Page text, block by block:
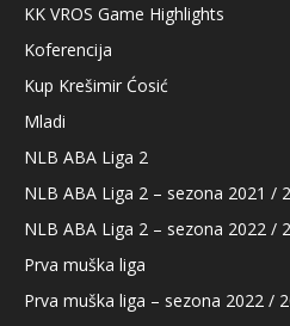
KK VROS Game Highlights
Koferencija
Kup Krešimir Ćosić
Mladi
NLB ABA Liga 2
NLB ABA Liga 2 – sezona 2021 /
NLB ABA Liga 2 – sezona 2022 /
Prva muška liga
Prva muška liga – sezona 2022 /